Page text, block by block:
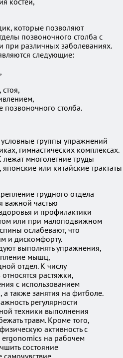
которые позволяют
позвоночного столба с
при различных заболеваниях.
следующие:
позвоночного столба.
группы упражнений
гимнастических комплексах.
многолетние труды
или китайские трактаты
грудного отдела
важной частью
и профилактики
или при малоподвижном
ослабевают, что
и дискомфорту.
выполнять упражнения,
мышц,
отдел. К числу
растяжки,
с использованием
а также занятия на фитболе.
регулярности
техники выполнения
травм. Кроме того,
активность с
на рабочем
состояние